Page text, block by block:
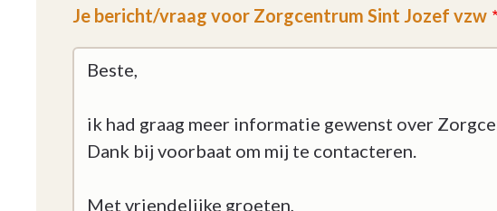
Je bericht/vraag voor Zorgcentrum Sint Jozef vzw